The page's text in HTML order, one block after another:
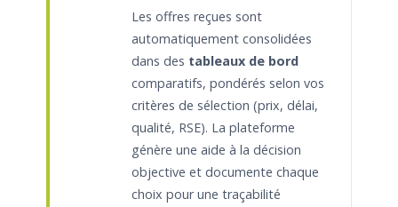
Les offres reçues sont
automatiquement consolidées
dans des tableaux de bord
comparatifs, pondérés selon vos
critères de sélection (prix, délai,
qualité, RSE). La plateforme
génère une aide à la décision
objective et documente chaque
choix pour une traçabilité